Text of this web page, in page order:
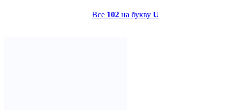
Все 102на букву U